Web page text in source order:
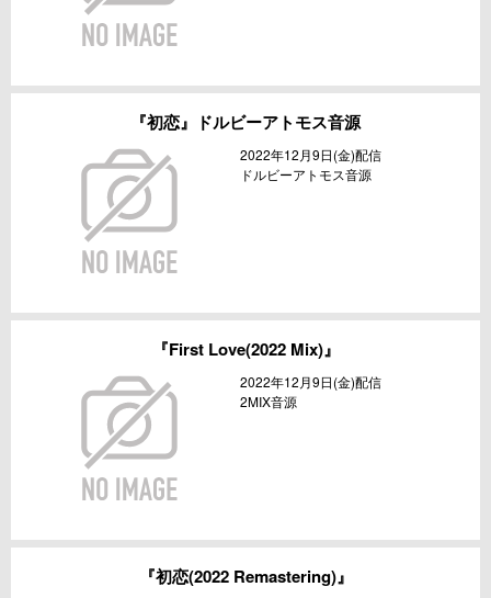
『初恋』ドルビーアトモス音源
2022年12月9日(金)配信
ドルビーアトモス音源
『First Love(2022 Mix)』
2022年12月9日(金)配信
2MIX音源
『初恋(2022 Remastering)』